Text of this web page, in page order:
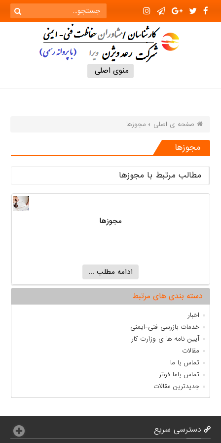
منوی اصلی
صفحه ی اصلی مجوزها
مجوزها
مطالب مرتبط با مجوزها
مجوزها
ادامه مطلب ...
دسته بندی های مرتبط
اخبار
خدمات بازرسی فنی-ایمنی
آیین نامه ها ی وزارت کار
مقالات
تماس با ما
تماس باما فوتر
جدیدترین مقالات
دسترسی سریع